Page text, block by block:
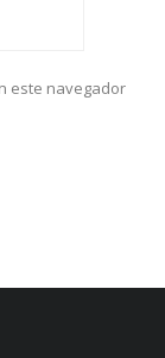
este navegador